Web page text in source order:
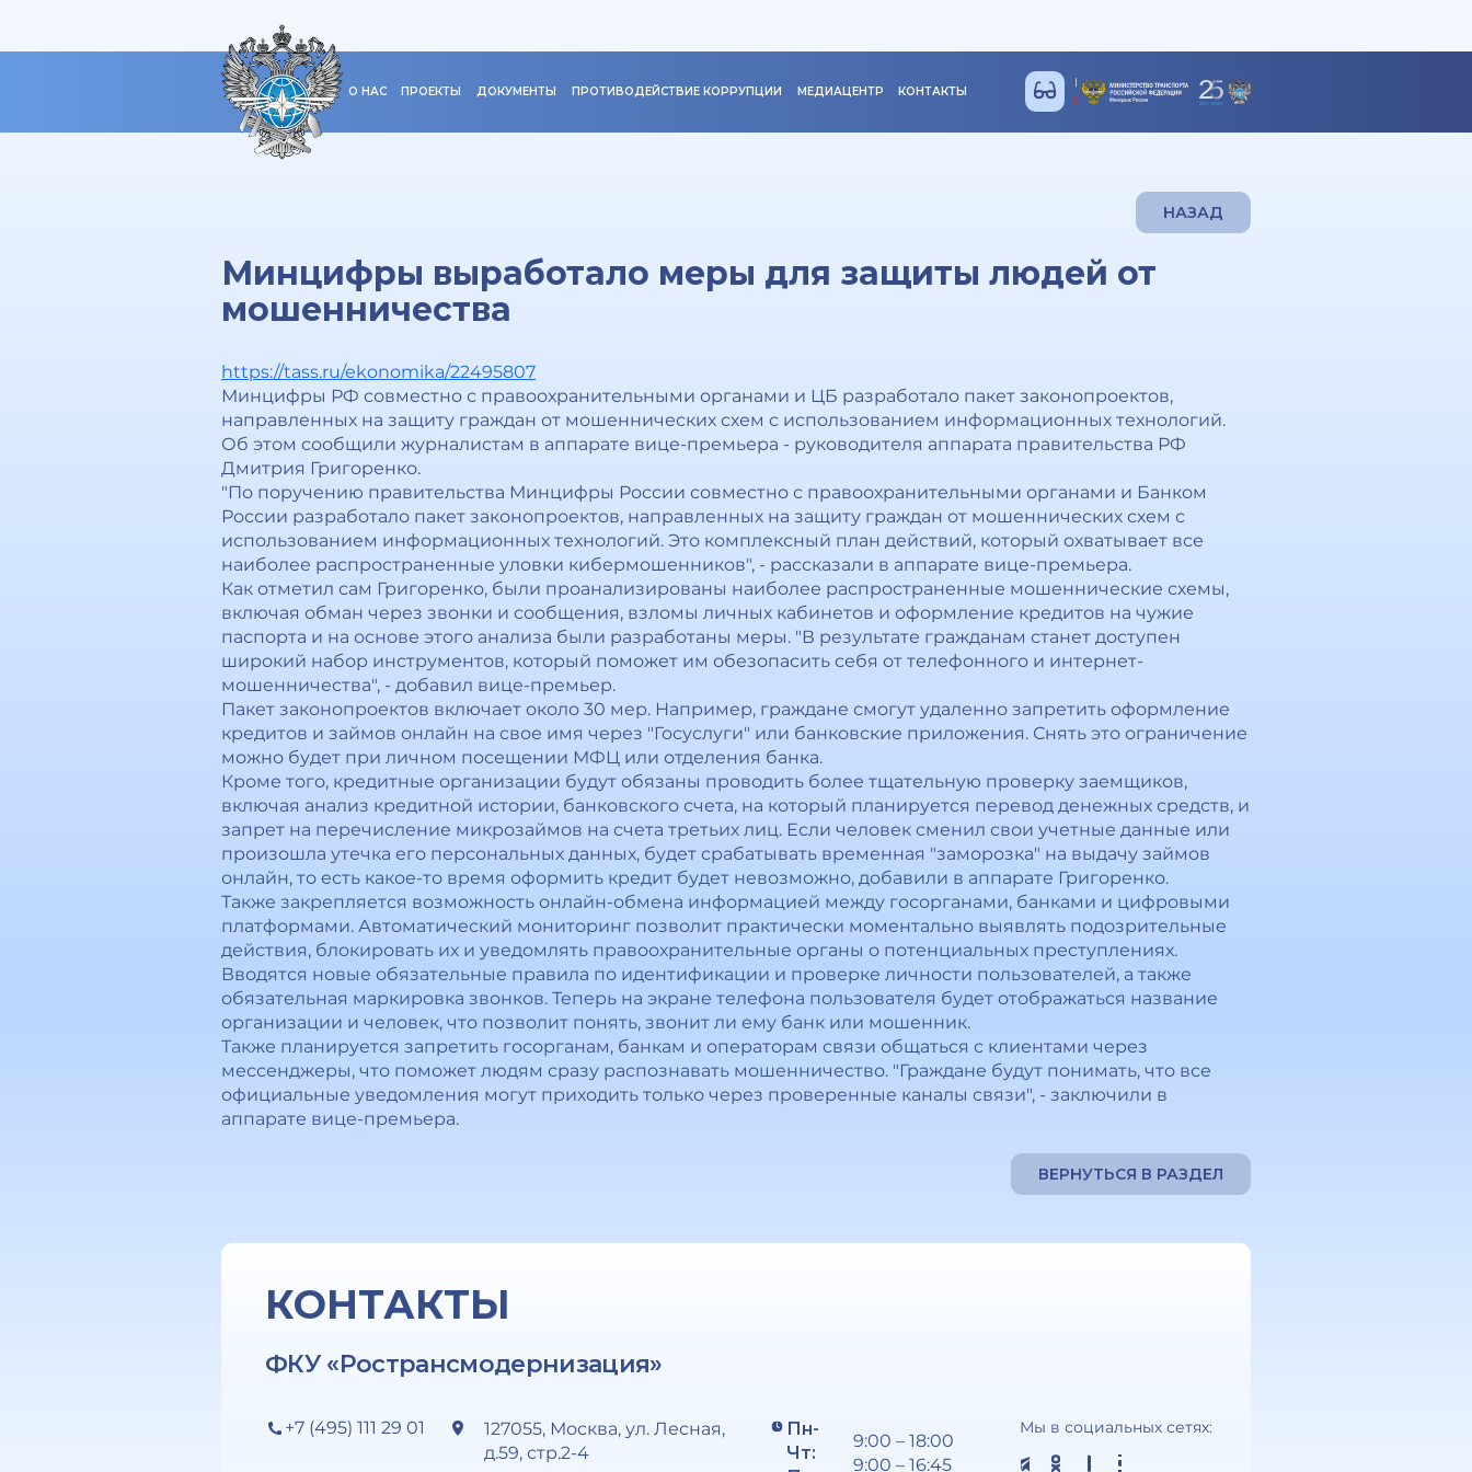
О НАС ПРОЕКТЫ ДОКУМЕНТЫ ПРОТИВОДЕЙСТВИЕ КОРРУПЦИИ МЕДИАЦЕНТР КОНТАКТЫ
НАЗАД
Минцифры выработало меры для защиты людей от
мошенничества
https://tass.ru/ekonomika/22495807
Минцифры РФ совместно с правоохранительными органами и ЦБ разработало пакет законопроектов,
направленных на защиту граждан от мошеннических схем с использованием информационных технологий.
Об этом сообщили журналистам в аппарате вице-премьера - руководителя аппарата правительства РФ
Дмитрия Григоренко.
"По поручению правительства Минцифры России совместно с правоохранительными органами и Банком
России разработало пакет законопроектов, направленных на защиту граждан от мошеннических схем с
использованием информационных технологий. Это комплексный план действий, который охватывает все
наиболее распространенные уловки кибермошенников", - рассказали в аппарате вице-премьера.
Как отметил сам Григоренко, были проанализированы наиболее распространенные мошеннические схемы,
включая обман через звонки и сообщения, взломы личных кабинетов и оформление кредитов на чужие
паспорта и на основе этого анализа были разработаны меры. "В результате гражданам станет доступен
широкий набор инструментов, который поможет им обезопасить себя от телефонного и интернет-
мошенничества", - добавил вице-премьер.
Пакет законопроектов включает около 30 мер. Например, граждане смогут удаленно запретить оформление
кредитов и займов онлайн на свое имя через "Госуслуги" или банковские приложения. Снять это ограничение
можно будет при личном посещении МФЦ или отделения банка.
Кроме того, кредитные организации будут обязаны проводить более тщательную проверку заемщиков,
включая анализ кредитной истории, банковского счета, на который планируется перевод денежных средств, и
запрет на перечисление микрозаймов на счета третьих лиц. Если человек сменил свои учетные данные или
произошла утечка его персональных данных, будет срабатывать временная "заморозка" на выдачу займов
онлайн, то есть какое-то время оформить кредит будет невозможно, добавили в аппарате Григоренко.
Также закрепляется возможность онлайн-обмена информацией между госорганами, банками и цифровыми
платформами. Автоматический мониторинг позволит практически моментально выявлять подозрительные
действия, блокировать их и уведомлять правоохранительные органы о потенциальных преступлениях.
Вводятся новые обязательные правила по идентификации и проверке личности пользователей, а также
обязательная маркировка звонков. Теперь на экране телефона пользователя будет отображаться название
организации и человек, что позволит понять, звонит ли ему банк или мошенник.
Также планируется запретить госорганам, банкам и операторам связи общаться с клиентами через
мессенджеры, что поможет людям сразу распознавать мошенничество. "Граждане будут понимать, что все
официальные уведомления могут приходить только через проверенные каналы связи", - заключили в
аппарате вице-премьера.
ВЕРНУТЬСЯ В РАЗДЕЛ
КОНТАКТЫ
ФКУ «Ространсмодернизация»
+7 (495) 111 29 01
127055, Москва, ул. Лесная,
д.59, стр.2-4
Пн-
Чт:
9:00 – 18:00
9:00 – 16:45
Мы в социальных сетях: